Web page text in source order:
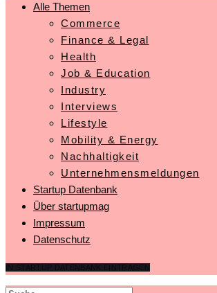
Alle Themen
Commerce
Finance & Legal
Health
Job & Education
Industry
Interviews
Lifestyle
Mobility & Energy
Nachhaltigkeit
Unternehmensmeldungen
Startup Datenbank
Über startupmag
Impressum
Datenschutz